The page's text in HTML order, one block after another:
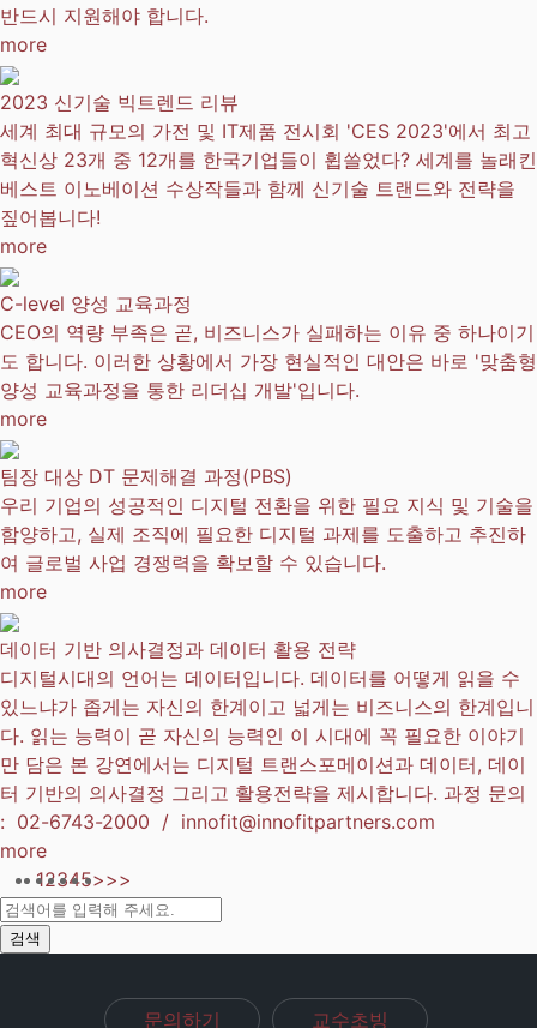
반드시 지원해야 합니다.
more
2023 신기술 빅트렌드 리뷰
세계 최대 규모의 가전 및 IT제품 전시회 'CES 2023'에서 최고
혁신상 23개 중 12개를 한국기업들이 휩쓸었다? 세계를 놀래킨
베스트 이노베이션 수상작들과 함께 신기술 트랜드와 전략을
짚어봅니다!
more
C-level 양성 교육과정
CEO의 역량 부족은 곧, 비즈니스가 실패하는 이유 중 하나이기
도 합니다. 이러한 상황에서 가장 현실적인 대안은 바로 '맞춤형
양성 교육과정을 통한 리더십 개발'입니다.
more
팀장 대상 DT 문제해결 과정(PBS)
우리 기업의 성공적인 디지털 전환을 위한 필요 지식 및 기술을
함양하고, 실제 조직에 필요한 디지털 과제를 도출하고 추진하
여 글로벌 사업 경쟁력을 확보할 수 있습니다.
more
데이터 기반 의사결정과 데이터 활용 전략
디지털시대의 언어는 데이터입니다. 데이터를 어떻게 읽을 수
있느냐가 좁게는 자신의 한계이고 넓게는 비즈니스의 한계입니
다. 읽는 능력이 곧 자신의 능력인 이 시대에 꼭 필요한 이야기
만 담은 본 강연에서는 디지털 트랜스포메이션과 데이터, 데이
터 기반의 의사결정 그리고 활용전략을 제시합니다. 과정 문의
: 02-6743-2000 / innofit@innofitpartners.com
more
12345>>>
검색
문의하기 교수초빙